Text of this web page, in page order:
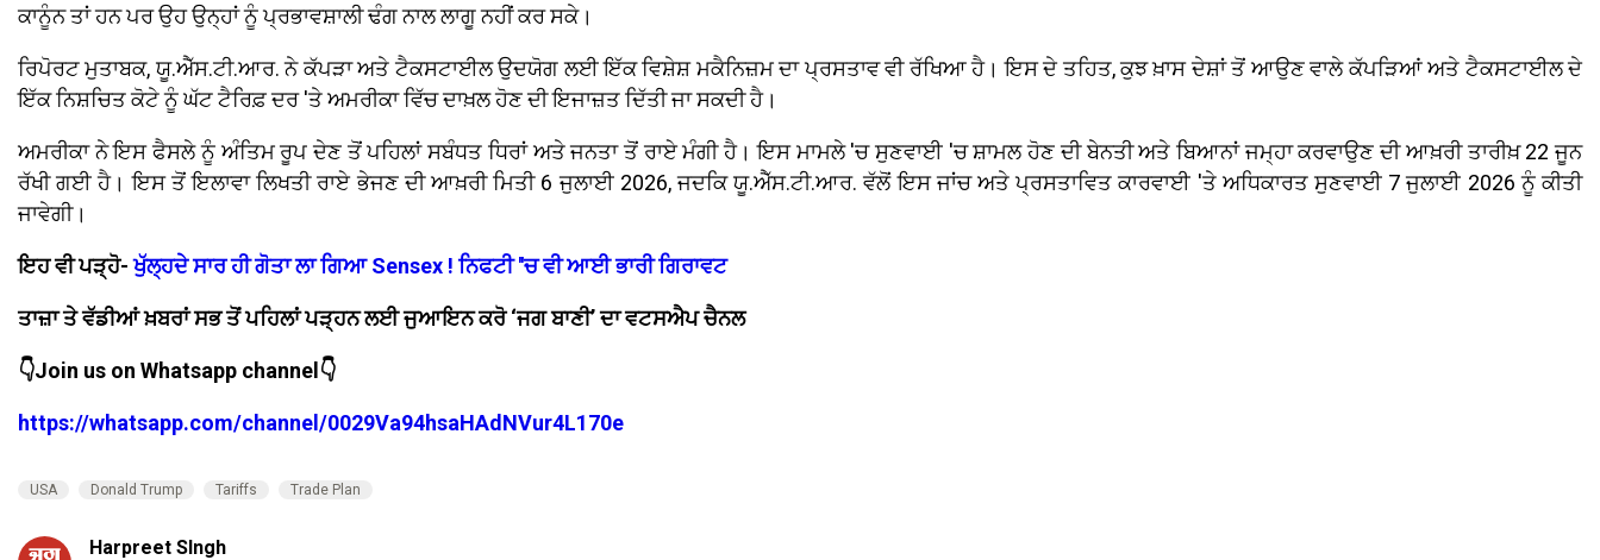
ਕਾਨੂੰਨ ਤਾਂ ਹਨ ਪਰ ਉਹ ਉਨ੍ਹਾਂ ਨੂੰ ਪ੍ਰਭਾਵਸ਼ਾਲੀ ਢੰਗ ਨਾਲ ਲਾਗੂ ਨਹੀਂ ਕਰ ਸਕੇ।
ਰਿਪੋਰਟ ਮੁਤਾਬਕ, ਯੂ.ਐੱਸ.ਟੀ.ਆਰ. ਨੇ ਕੱਪੜਾ ਅਤੇ ਟੈਕਸਟਾਈਲ ਉਦਯੋਗ ਲਈ ਇੱਕ ਵਿਸ਼ੇਸ਼ ਮਕੈਨਿਜ਼ਮ ਦਾ ਪ੍ਰਸਤਾਵ ਵੀ ਰੱਖਿਆ ਹੈ। ਇਸ ਦੇ ਤਹਿਤ, ਕੁਝ ਖ਼ਾਸ ਦੇਸ਼ਾਂ ਤੋਂ ਆਉਣ ਵਾਲੇ ਕੱਪੜਿਆਂ ਅਤੇ ਟੈਕਸਟਾਈਲ ਦੇ
ਇੱਕ ਨਿਸ਼ਚਿਤ ਕੋਟੇ ਨੂੰ ਘੱਟ ਟੈਰਿਫ਼ ਦਰ 'ਤੇ ਅਮਰੀਕਾ ਵਿੱਚ ਦਾਖ਼ਲ ਹੋਣ ਦੀ ਇਜਾਜ਼ਤ ਦਿੱਤੀ ਜਾ ਸਕਦੀ ਹੈ।
ਅਮਰੀਕਾ ਨੇ ਇਸ ਫੈਸਲੇ ਨੂੰ ਅੰਤਿਮ ਰੂਪ ਦੇਣ ਤੋਂ ਪਹਿਲਾਂ ਸਬੰਧਤ ਧਿਰਾਂ ਅਤੇ ਜਨਤਾ ਤੋਂ ਰਾਏ ਮੰਗੀ ਹੈ। ਇਸ ਮਾਮਲੇ 'ਚ ਸੁਣਵਾਈ 'ਚ ਸ਼ਾਮਲ ਹੋਣ ਦੀ ਬੇਨਤੀ ਅਤੇ ਬਿਆਨਾਂ ਜਮ੍ਹਾ ਕਰਵਾਉਣ ਦੀ ਆਖ਼ਰੀ ਤਾਰੀਖ਼ 22 ਜੂਨ
ਰੱਖੀ ਗਈ ਹੈ। ਇਸ ਤੋਂ ਇਲਾਵਾ ਲਿਖਤੀ ਰਾਏ ਭੇਜਣ ਦੀ ਆਖ਼ਰੀ ਮਿਤੀ 6 ਜੁਲਾਈ 2026, ਜਦਕਿ ਯੂ.ਐੱਸ.ਟੀ.ਆਰ. ਵੱਲੋਂ ਇਸ ਜਾਂਚ ਅਤੇ ਪ੍ਰਸਤਾਵਿਤ ਕਾਰਵਾਈ 'ਤੇ ਅਧਿਕਾਰਤ ਸੁਣਵਾਈ 7 ਜੁਲਾਈ 2026 ਨੂੰ ਕੀਤੀ
ਜਾਵੇਗੀ।
ਇਹ ਵੀ ਪੜ੍ਹੋ-ਖੁੱਲ੍ਹਦੇ ਸਾਰ ਹੀ ਗੋਤਾ ਲਾ ਗਿਆ Sensex ! ਨਿਫਟੀ ''ਚ ਵੀ ਆਈ ਭਾਰੀ ਗਿਰਾਵਟ
ਤਾਜ਼ਾ ਤੇ ਵੱਡੀਆਂ ਖ਼ਬਰਾਂ ਸਭ ਤੋਂ ਪਹਿਲਾਂ ਪੜ੍ਹਨ ਲਈ ਜੁਆਇਨ ਕਰੋ ‘ਜਗ ਬਾਣੀ’ ਦਾ ਵਟਸਐਪ ਚੈਨਲ
👇Join us on Whatsapp channel👇
https://whatsapp.com/channel/0029Va94hsaHAdNVur4L170e
USA Donald Trump Tariffs Trade Plan
Harpreet SIngh